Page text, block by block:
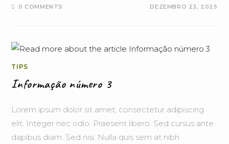
0 COMMENTS DEZEMBRO 23, 2025
TIPS
Informação número 3
Lorem ipsum dolor sit amet, consectetur adipiscing
elit. Integer nec odio. Praesent libero. Sed cursus ante
dapibus diam. Sed nisi. Nulla quis sem at nibh